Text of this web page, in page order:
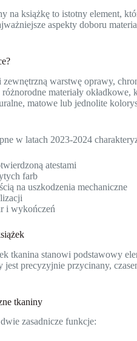
na książkę to istotny element,
aspekty doboru
warstwę oprawy,
materiały
matowe lub jednolite
w latach 2023-2024
atestami
farb
na uszkodzenia mechaniczne
i wykończeń
tkanina stanowi podstawowy
jest precyzyjnie przycinany,
tkaniny
zasadnicze funkcje: